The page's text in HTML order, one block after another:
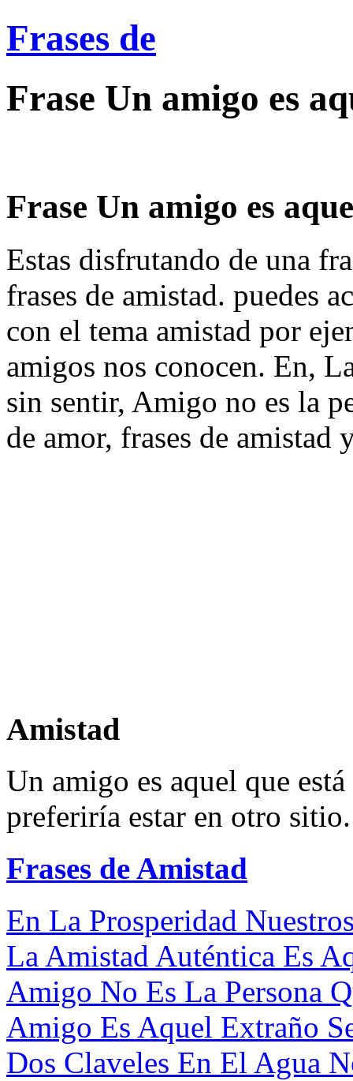
Frases de
Frase Un amigo es
Frase Un amigo es
Estas disfrutando de una
frases de amistad. puedes
con el tema amistad por
amigos nos conocen. En,
sin sentir, Amigo no es la
de amor, frases de amistad
Amistad
Un amigo es aquel que
preferiría estar en otro sitio.
Frases de Amistad
En La Prosperidad
La Amistad Auténtica Es
Amigo No Es La Persona
Amigo Es Aquel Extraño
Dos Claveles En El Agua